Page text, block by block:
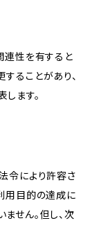
連性を有すると
ることがあり、
ます。
令により許容さ
用目的の達成に
せん。但し、次